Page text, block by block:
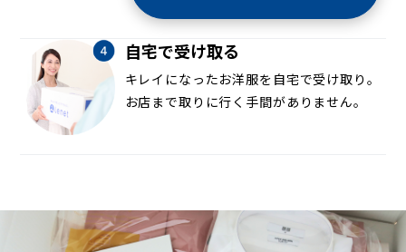
自宅で受け取る
キレイになったお洋服を自宅で受け取り。
お店まで取りに行く手間がありません。